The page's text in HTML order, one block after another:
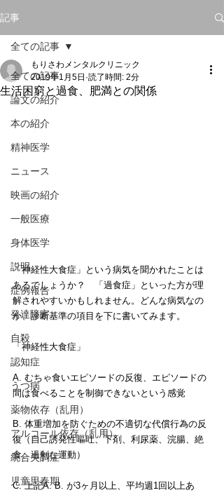
記事
全ての記事
論文の紹介
本の紹介
精神医学
ニュース
映画の紹介
一般医療
身体医学
説明
症例報告
発達障害
自殺
認知症
うつ病
薬物依存（乱用）
アルコール依存（乱用）
統合失調症
児童思春期
全ての記事
生活困窮と過食、肥満との関係
もりさわメンタルクリニック
2019年1月5日 読了時間: 2分
「神経性大食症」という病気を聞かれたことは
あるでしょうか？　「過食症」といった方が理
解されやすいかもしれません。どんな病気なの
か、診断基準の項目を下に書いてみます。
「神経性大食症」
A. むちゃ食いエピソードの反復、エピソードの
間は食べることを制御できないという感覚
B. 体重増加を防ぐための不適切な代償行為の反
復（自己誘発性嘔吐、下剤、利尿薬、浣腸、絶
食、過剰な運動）
C. 上記A. B. が3ヶ月以上、平均週1回以上あ